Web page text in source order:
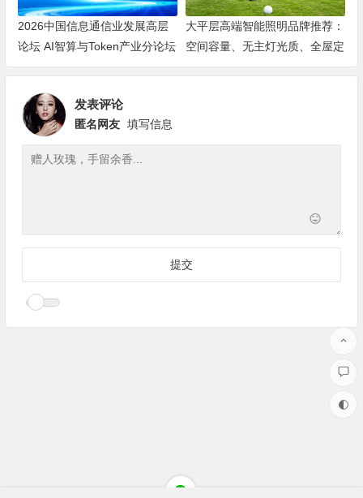
2026中国信息通信业发展高层
论坛 AI智算与Token产业分论坛
顺利举办
大平层高端智能照明品牌推荐：
空间容量、无主灯光质、全屋定
制、长期售后四个维度全解析
发表评论
匿名网友 填写信息